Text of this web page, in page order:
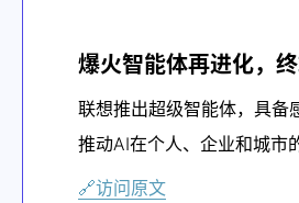
爆火智能体再进化，
联想推出超级智能体，具备
推动AI在个人、企业和城市
🔗访问原文